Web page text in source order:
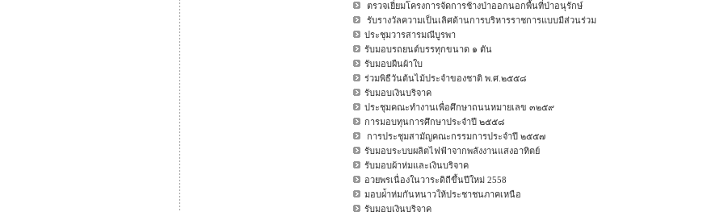
ตรวจเยี่ยมโครงการจัดการช้างป่าออกนอกพื้นที่ป่าอนุรักษ์
รับรางวัลความเป็นเลิศด้านการบริหารราชการแบบมีส่วนร่วม
ประชุมวารสารมณีบูรพา
รับมอบรถยนต์บรรทุกขนาด ๑ ตัน
รับมอบผืนผ้าใบ
ร่วมพิธีวันต้นไม้ประจำของชาติ พ.ศ.๒๕๕๘
รับมอบเงินบริจาค
ประชุมคณะทำงานเพื่อศึกษาถนนหมายเลข ๓๒๕๙
การมอบทุนการศึกษาประจำปี ๒๕๕๘
การประชุมสามัญคณะกรรมการประจำปี ๒๕๕๗
รับมอบระบบผลิตไฟฟ้าจากพลังงานแสงอาทิตย์
รับมอบผ้าห่มและเงินบริจาค
อวยพรเนื่องในวาระดิถีขึ้นปีใหม่ 2558
มอบผ่้าห่มกันหนาวให้ประชาชนภาคเหนือ
รับมอบเงินบริจาค